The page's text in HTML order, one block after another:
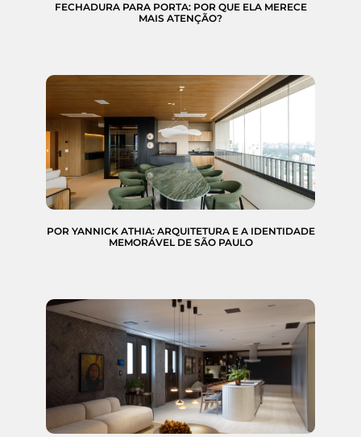
FECHADURA PARA PORTA: POR QUE ELA MERECE
MAIS ATENÇÃO?
POR YANNICK ATHIA: ARQUITETURA E A IDENTIDADE
MEMORÁVEL DE SÃO PAULO